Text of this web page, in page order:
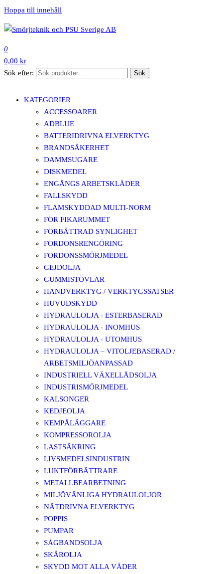
Hoppa till innehåll
SMÖRJTEKNIK OCH PSU
SVERIGE AB
0
0,00 kr
Sök efter:
Sök
KATEGORIER
ACCESSOARER
ADBLUE
BATTERIDRIVNA ELVERKTYG
BRANDSÄKERHET
DAMMSUGARE
DISKMEDEL
ENGÅNGS ARBETSKLÄDER
FALLSKYDD
FLAMSKYDDAD MULTI-NORM
FÖR FIKARUMMET
FÖRBÄTTRAD SYNLIGHET
FORDONSRENGÖRING
FORDONSSMÖRJMEDEL
GEJDOLJA
GUMMISTÖVLAR
HANDVERKTYG / VERKTYGSSATSER
HUVUDSKYDD
HYDRAULOLJA - ESTERBASERAD
HYDRAULOLJA - INOMHUS
HYDRAULOLJA - UTOMHUS
HYDRAULOLJA – VITOLJEBASERAD /
ARBETSMILJÖANPASSAD
INDUSTRIELL VÄXELLÅDSOLJA
INDUSTRISMÖRJMEDEL
KALSONGER
KEDJEOLJA
KEMPÅLÄGGARE
KOMPRESSOROLJA
LASTSÄKRING
LIVSMEDELSINDUSTRIN
LUKTFÖRBÄTTRARE
METALLBEARBETNING
MILJÖVÄNLIGA HYDRAULOLJOR
NÄTDRIVNA ELVERKTYG
POPPIS
PUMPAR
SÅGBANDSOLJA
SKÄROLJA
SKYDD MOT ALLA VÄDER